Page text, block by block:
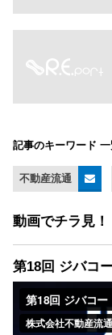
記事のキーワード
不動産流通
動画でチラ見！
第18回 ジバコ